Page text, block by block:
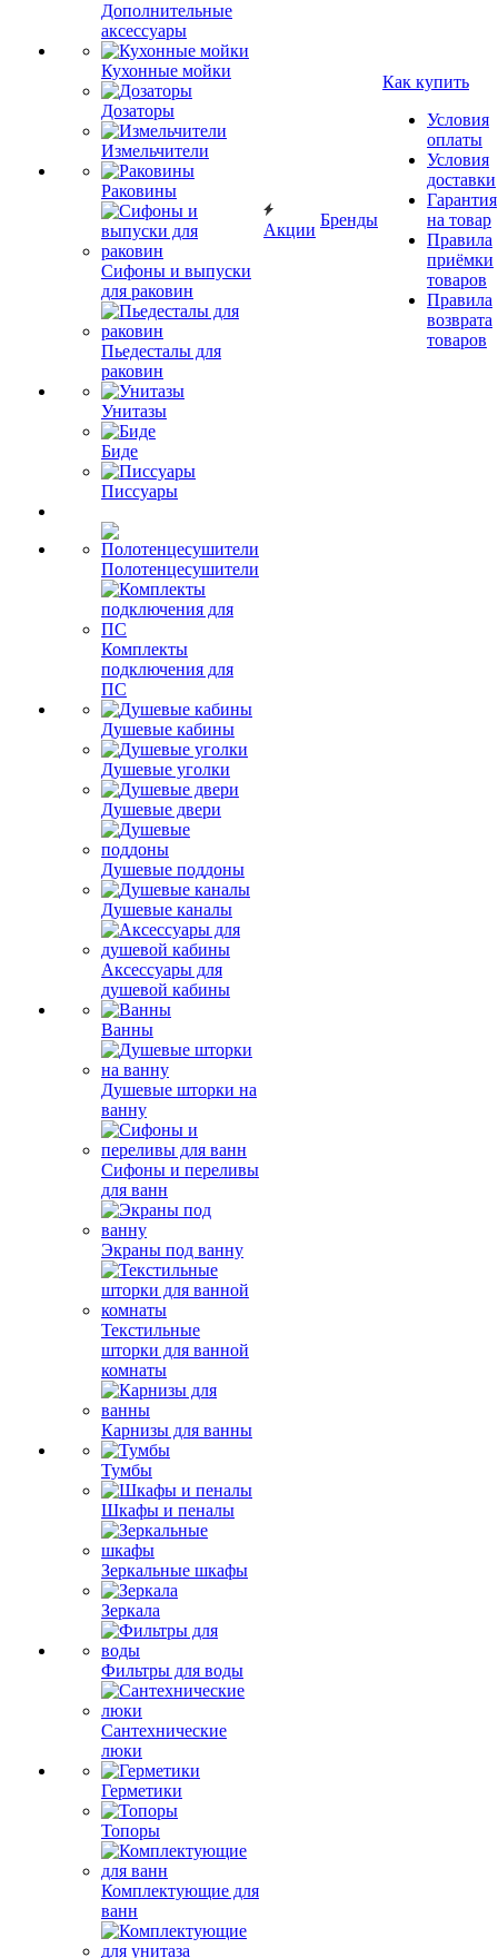
Дополнительные
аксессуары
Кухонные мойки
Дозаторы
Измельчители
Раковины
Сифоны и выпуски
для раковин
Пьедесталы для
раковин
Унитазы
Биде
Писсуары
Полотенцесушители
Комплекты
подключения для
ПС
Душевые кабины
Душевые уголки
Душевые двери
Душевые поддоны
Душевые каналы
Аксессуары для
душевой кабины
Ванны
Душевые шторки на
ванну
Сифоны и переливы
для ванн
Экраны под ванну
Текстильные
шторки для ванной
комнаты
Карнизы для ванны
Тумбы
Шкафы и пеналы
Зеркальные шкафы
Зеркала
Фильтры для воды
Сантехнические
люки
Герметики
Топоры
Комплектующие для
ванн
Акции
Бренды
Как купить
Условия
оплаты
Условия
доставки
Гарантия
на товар
Правила
приёмки
товаров
Правила
возврата
товаров